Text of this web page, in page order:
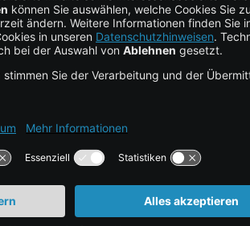
ist
schaden
insbesondere nicht für Luxusmarken
Finanzierungsmöglichkeiten
eine